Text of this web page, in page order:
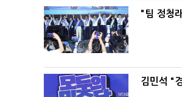
"팀 정청
김민석 "